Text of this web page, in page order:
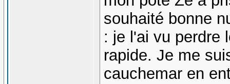
souhaité bonne
: je l'ai vu perdre
rapide. Je me
cauchemar en